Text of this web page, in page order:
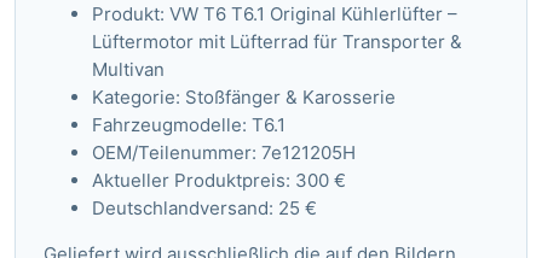
Produkt: VW T6 T6.1 Original Kühlerlüfter –
Lüftermotor mit Lüfterrad für Transporter &
Multivan
Kategorie: Stoßfänger & Karosserie
Fahrzeugmodelle: T6.1
OEM/Teilenummer: 7e121205H
Aktueller Produktpreis: 300 €
Deutschlandversand: 25 €
Geliefert wird ausschließlich die auf den Bildern